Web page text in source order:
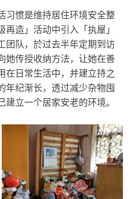
习惯是维持居住环境安全整
造」活动中引入「执屋」
团队，於过去半年定期到访
她传授收纳方法，让她在善
在日常生活中，并建立持之
年纪渐长，透过减少杂物囤
立一个居家安老的环境。